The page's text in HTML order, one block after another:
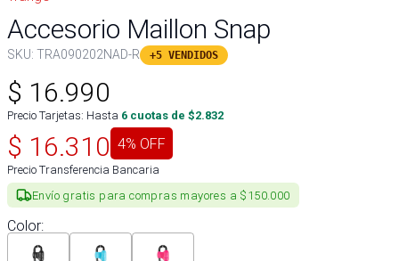
Accesorio Maillon Snap
SKU: TRA090202NAD-R +5 VENDIDOS
$ 16.990
Precio Tarjetas: Hasta 6 cuotas de $2.832
$ 16.310 4% OFF
Precio Transferencia Bancaria
Envío gratis para compras mayores a $150.000
Color: